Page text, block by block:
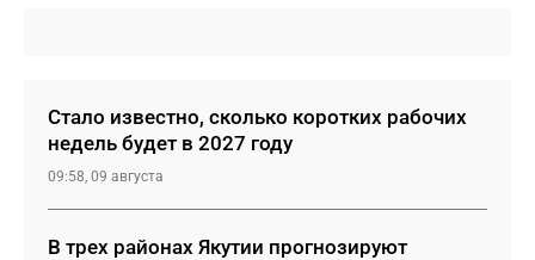
Стало известно, сколько коротких рабочих
недель будет в 2027 году
09:58, 09 августа
В трех районах Якутии прогнозируют